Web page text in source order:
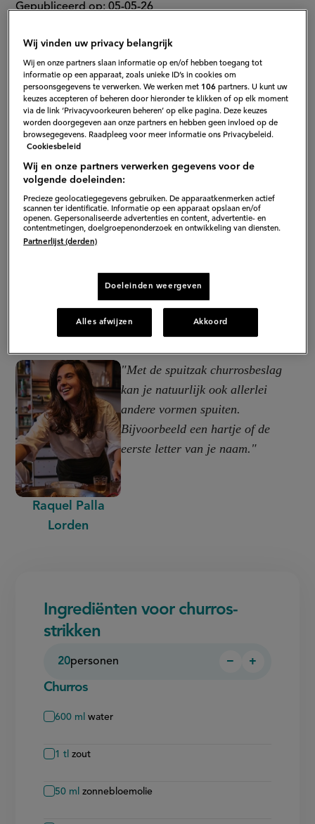
Gepubliceerd op: 05-05-26
Raquel Palla
Lorden
"Met de spuitzak churrosbeslag
kan je natuurlijk ook allerlei
andere vormen spuiten.
Bijvoorbeeld een hartje of de
eerste letter van je naam."
Ingrediënten voor churros-
strikken
20personen
Persoon
−
Persoon
+
Churros
600 ml water
1 tl zout
50 ml zonnebloemolie
Wij vinden uw privacy belangrijk
Wij en onze partners slaan informatie op en/of hebben toegang tot
informatie op een apparaat, zoals unieke ID’s in cookies om
persoonsgegevens te verwerken. We werken met 106 partners. U kunt uw
keuzes accepteren of beheren door hieronder te klikken of op elk moment
via de link ‘Privacyvoorkeuren beheren’ op elke pagina. Deze keuzes
worden doorgegeven aan onze partners en hebben geen invloed op de
browsegegevens. Raadpleeg voor meer informatie ons Privacybeleid.
Cookiesbeleid
Wij en onze partners verwerken gegevens voor de
volgende doeleinden:
Precieze geolocatiegegevens gebruiken. De apparaatkenmerken actief
scannen ter identificatie. Informatie op een apparaat opslaan en/of
openen. Gepersonaliseerde advertenties en content, advertentie- en
contentmetingen, doelgroepenonderzoek en ontwikkeling van diensten.
Partnerlijst (derden)
Doeleinden weergeven
Alles afwijzen Akkoord